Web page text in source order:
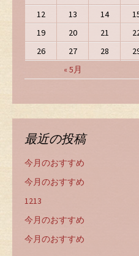
« 5月
12
13 14
19
20 21
26
27 28
最近の投稿
今月のおすすめ
今月のおすすめ
1213
今月のおすすめ
今月のおすすめ